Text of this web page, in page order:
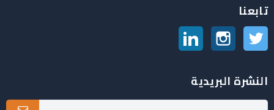
تابعنا
تويتر انستغرام
النشرة البريدية